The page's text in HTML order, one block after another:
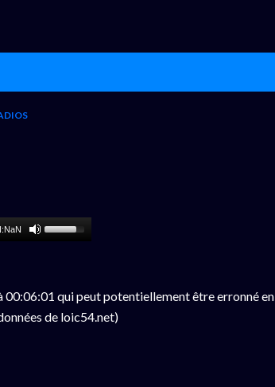
qui peut potentiellement être erronné en
de loic54.net)